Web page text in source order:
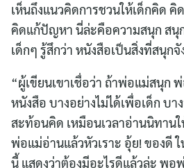
เห็นถึงแนวคิดการชวนให้เด็กคิด คิ
คิดแก้ปัญหา นี่ล่ะคือความสนุก สนุ
เด็กๆ รู้สึกว่า หนังสือเป็นสิ่งที่สนุก
“ผู้เขียนเขาเชื่อว่า ถ้าพ่อแม่สนุก
หนังสือ บางอย่างไม่ได้เพื่อเด็ก บ
สะท้อนคิด เหมือนเวลาอ่านนิทาน
พ่อแม่อ่านแล้วหัวเราะ อุ้ย! ของดี
นี้ แสดงว่าต้องมีอะไรดีแล้วล่ะ พอ